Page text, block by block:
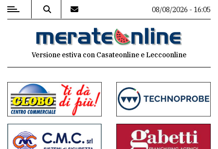
MENU
commenti
Contenuti
del
08/08/2026 - 16:05
Versione estiva con Casateonline e Leccoonline